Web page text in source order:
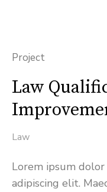
Project
Law
Law
Lorem ipsum
adipiscing elit.